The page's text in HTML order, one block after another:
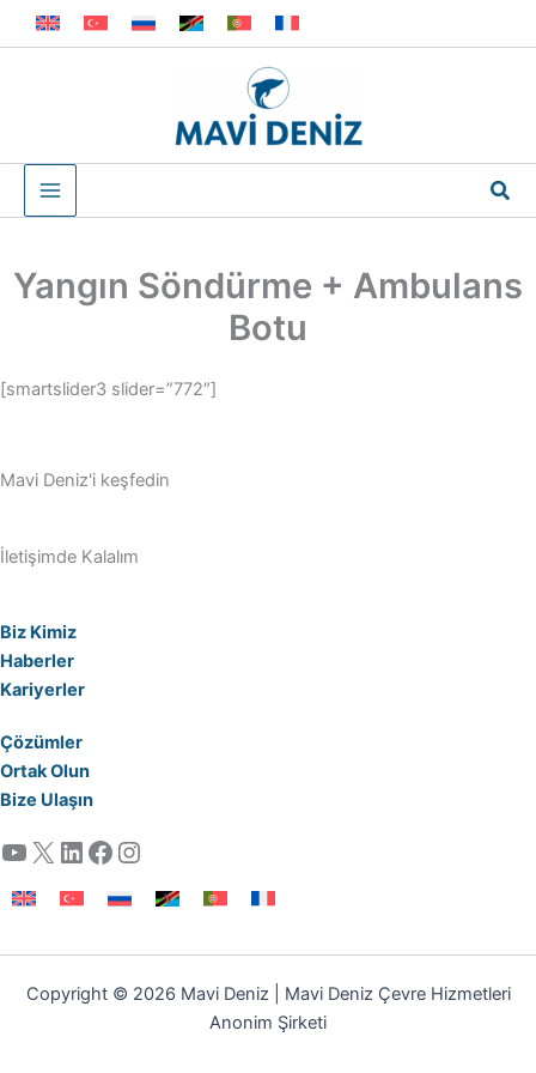
İçeriğe
atla
Yangın Söndürme + Ambulans
Botu
[smartslider3 slider=”772″]
Mavi Deniz'i keşfedin
İletişimde Kalalım
Biz Kimiz
Haberler
Kariyerler
Çözümler
Ortak Olun
Bize Ulaşın
YouTube X LinkedIn Facebook Instagram
Copyright © 2026 Mavi Deniz | Mavi Deniz Çevre Hizmetleri
Anonim Şirketi